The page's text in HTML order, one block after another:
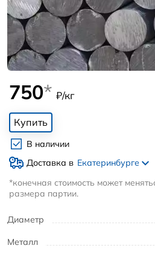
Диаметр
Металл
750* ₽/кг
Купить
В наличии
Доставка в Екатеринбурге
*конечная стоимость может
размера партии.